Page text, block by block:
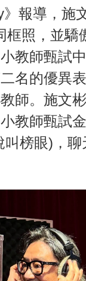
報導，施
框照，並驕
教師甄試
名的優異
師。施文
教師甄試
叫榜眼)，聊